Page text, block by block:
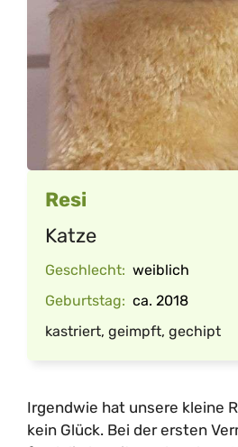
Resi
Katze
Geschlecht: weiblich
Geburtstag: ca. 2018
kastriert, geimpft, gechipt
Irgendwie hat unsere kleine
kein Glück. Bei der ersten